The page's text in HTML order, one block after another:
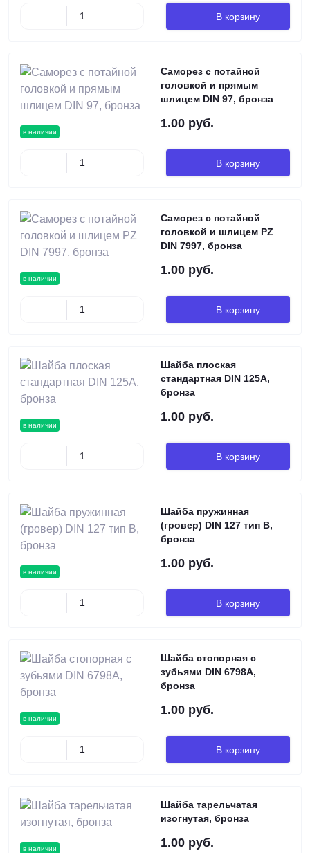
В корзину
в наличии
Саморез с потайной
головкой и прямым
шлицем DIN 97, бронза
1.00 руб.
В корзину
в наличии
Саморез с потайной
головкой и шлицем PZ
DIN 7997, бронза
1.00 руб.
В корзину
в наличии
Шайба плоская
стандартная DIN 125A,
бронза
1.00 руб.
В корзину
в наличии
Шайба пружинная
(гровер) DIN 127 тип B,
бронза
1.00 руб.
В корзину
в наличии
Шайба стопорная с
зубьями DIN 6798A,
бронза
1.00 руб.
В корзину
в наличии
Шайба тарельчатая
изогнутая, бронза
1.00 руб.